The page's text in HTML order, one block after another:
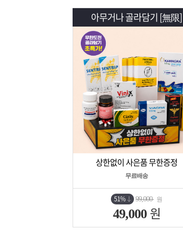
아무거나 골라담기 [無限]
상세보기 담기
상한없이 사은품 무한증정
무료배송
51% 99,000 원
49,000 원